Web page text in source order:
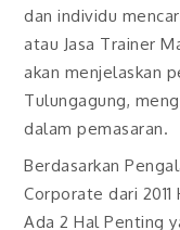
dan individu
atau Jasa Trainer
akan menjelaskan
Tulungagung,
dalam pemasaran.
Berdasarkan
Corporate dari
Ada 2 Hal Penting